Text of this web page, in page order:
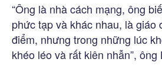
“Ông là nhà cách mạng, ông
phức tạp và khác nhau, là giáo
điểm, nhưng trong những lúc
khéo léo và rất kiên nhẫn”,